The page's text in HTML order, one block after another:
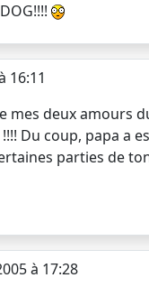
16:11
mes deux amours
Du coup, papa a
parties de
à 17:28